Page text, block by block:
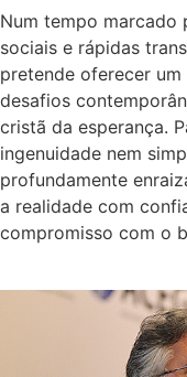
Num tempo marcado
sociais e rápidas
pretende oferecer
desafios
cristã da esperança.
ingenuidade nem
profundamente
a realidade com
compromisso com o